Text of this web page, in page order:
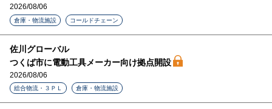
2026/08/06
倉庫・物流施設 コールドチェーン
佐川グローバル
つくば市に電動工具メーカー向け拠点開設
2026/08/06
総合物流・３ＰＬ 倉庫・物流施設